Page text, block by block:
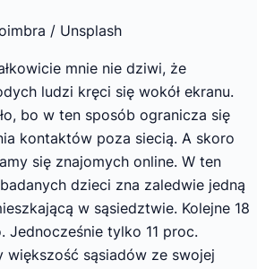
/ Unsplash
mnie nie dziwi, że
ludzi kręci się wokół ekranu.
bo w ten sposób ogranicza się
kontaktów poza siecią. A skoro
się znajomych online. W ten
dzieci zna zaledwie jedną
w sąsiedztwie. Kolejne 18
Jednocześnie tylko 11 proc.
większość sąsiadów ze swojej